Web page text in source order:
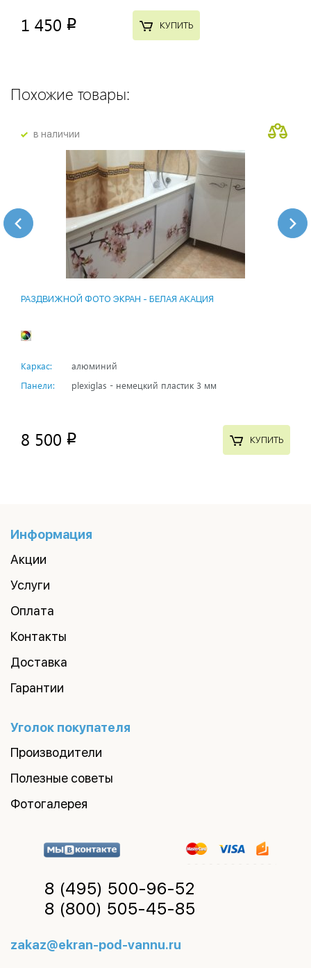
1 450 p КУПИТЬ
Похожие товары:
в наличии
РАЗДВИЖНОЙ ФОТО ЭКРАН - БЕЛАЯ АКАЦИЯ
Каркас:
алюминий
Панели:
plexiglas - немецкий пластик 3 мм
8 500 p КУПИТЬ
Информация
Акции
Услуги
Оплата
Контакты
Доставка
Гарантии
Уголок покупателя
Производители
Полезные советы
Фотогалерея
8 (495) 500-96-52
8 (800) 505-45-85
zakaz@ekran-pod-vannu.ru